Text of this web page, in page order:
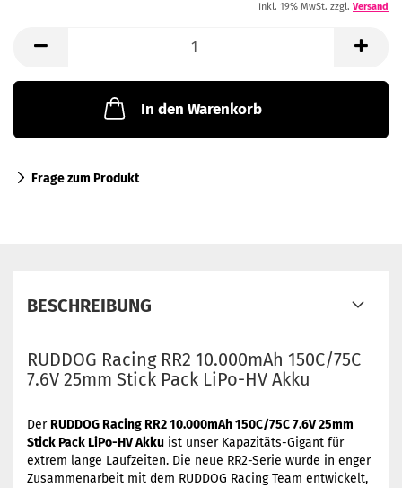
inkl. 19% MwSt. zzgl. Versand
In den Warenkorb
Frage zum Produkt
BESCHREIBUNG
RUDDOG Racing RR2 10.000mAh 150C/75C
7.6V 25mm Stick Pack LiPo-HV Akku
DerRUDDOG Racing RR2 10.000mAh 150C/75C 7.6V 25mm
Stick Pack LiPo-HV Akku ist unser Kapazitäts-Gigant für
extrem lange Laufzeiten. Die neue RR2-Serie wurde in enger
Zusammenarbeit mit dem RUDDOG Racing Team entwickelt,